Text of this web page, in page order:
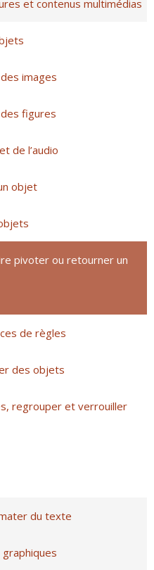
et contenus multimédias
images
figures
de l’audio
objet
pivoter ou retourner un
de règles
des objets
regrouper et verrouiller
du texte